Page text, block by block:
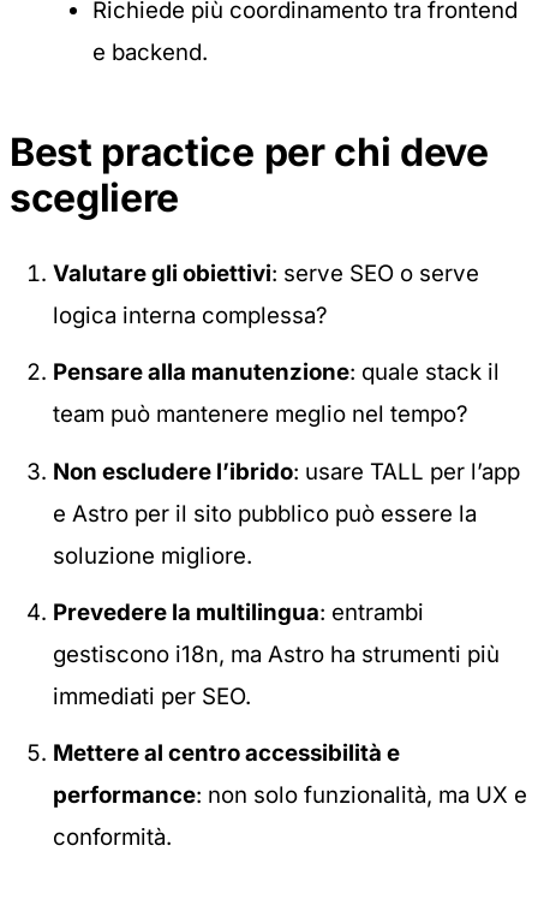
Richiede più coordinamento tra frontend
e backend.
Best practice per chi deve
scegliere
Valutare gli obiettivi: serve SEO o serve
logica interna complessa?
Pensare alla manutenzione: quale stack il
team può mantenere meglio nel tempo?
Non escludere l’ibrido: usare TALL per l’app
e Astro per il sito pubblico può essere la
soluzione migliore.
Prevedere la multilingua: entrambi
gestiscono i18n, ma Astro ha strumenti più
immediati per SEO.
Mettere al centro accessibilità e
performance: non solo funzionalità, ma UX e
conformità.